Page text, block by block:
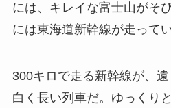
には、キレイな富士山がそ
には東海道新幹線が走ってい
300キロで走る新幹線が、
白く長い列車だ。ゆっくり